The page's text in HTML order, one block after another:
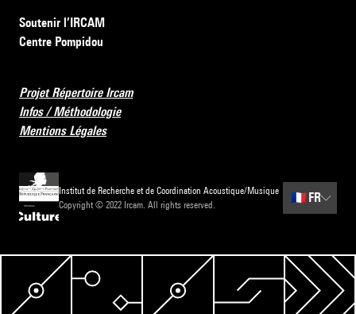
Soutenir l’IRCAM
Centre Pompidou
Projet Répertoire Ircam
Infos / Méthodologie
Mentions Légales
Institut de Recherche et de Coordination Acoustique/Musique
Copyright © 2022 Ircam. All rights reserved.
🇫🇷 FR